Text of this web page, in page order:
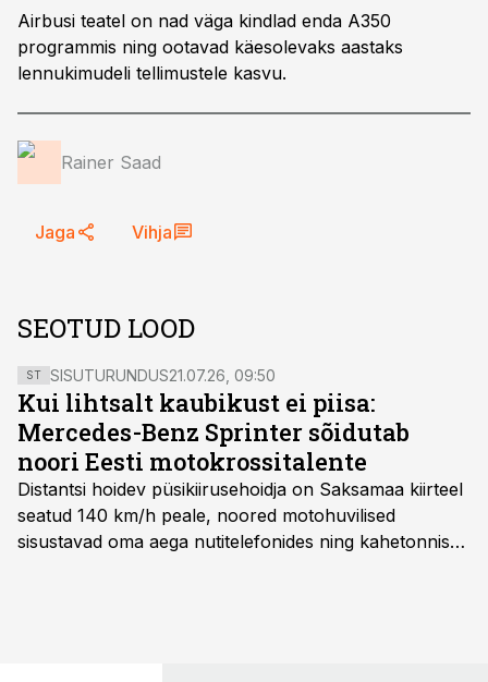
Airbusi teatel on nad väga kindlad enda A350
programmis ning ootavad käesolevaks aastaks
lennukimudeli tellimustele kasvu.
Rainer Saad
Jaga Vihja
SEOTUD LOOD
ST SISUTURUNDUS21.07.26, 09:50
Kui lihtsalt kaubikust ei piisa:
Mercedes-Benz Sprinter sõidutab
noori Eesti motokrossitalente
Distantsi hoidev püsikiirusehoidja on Saksamaa kiirteel
seatud 140 km/h peale, noored motohuvilised
sisustavad oma aega nutitelefonides ning kahetonnises